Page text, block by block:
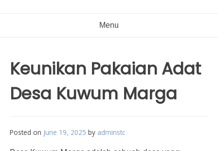
Menu
Keunikan Pakaian Adat
Desa Kuwum Marga
Posted on June 19, 2025 by adminstc